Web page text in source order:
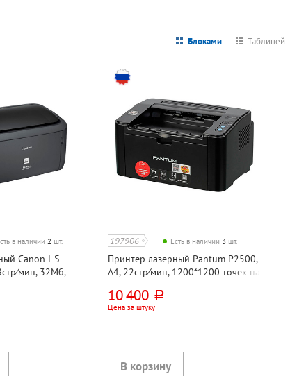
Блоками Таблицей
в наличии2 шт.
Canon i-S
32Мб,
197906 Есть в наличии 3 шт.
Принтер лазерный Pantum P2500,
А4, 22стр⁄мин, 1200*1200 точек на
10 400 руб.
Цена за штуку